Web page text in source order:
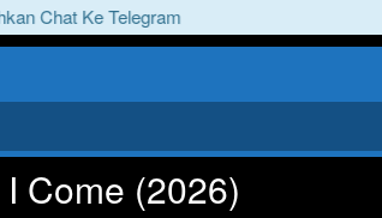
Ke Telegram
Come (2026)